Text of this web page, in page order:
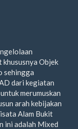
khususnya Objek
sehingga
dari kegiatan
merumuskan
arah kebijakan
Alam Bukit
ini adalah Mixed